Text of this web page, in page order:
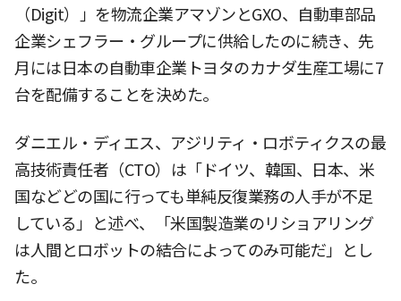
（Digit）」を物流企業アマゾンとGXO、自動車部品
企業シェフラー・グループに供給したのに続き、先
月には日本の自動車企業トヨタのカナダ生産工場に7
台を配備することを決めた。
ダニエル・ディエス、アジリティ・ロボティクスの最
高技術責任者（CTO）は「ドイツ、韓国、日本、米
国などどの国に行っても単純反復業務の人手が不足
している」と述べ、「米国製造業のリショアリング
は人間とロボットの結合によってのみ可能だ」とし
た。